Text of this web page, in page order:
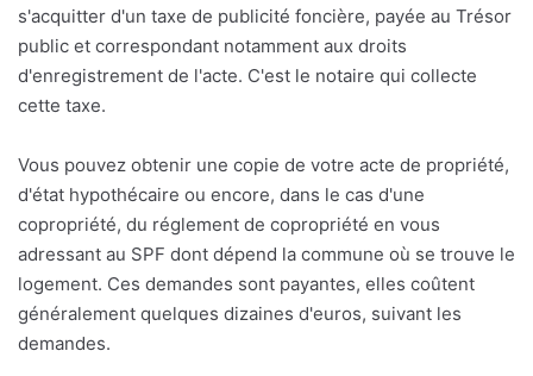
s'acquitter d'un taxe de publicité foncière, payée au Trésor
public et correspondant notamment aux droits
d'enregistrement de l'acte. C'est le notaire qui collecte
cette taxe.
Vous pouvez obtenir une copie de votre acte de propriété,
d'état hypothécaire ou encore, dans le cas d'une
copropriété, du réglement de copropriété en vous
adressant au SPF dont dépend la commune où se trouve le
logement. Ces demandes sont payantes, elles coûtent
généralement quelques dizaines d'euros, suivant les
demandes.